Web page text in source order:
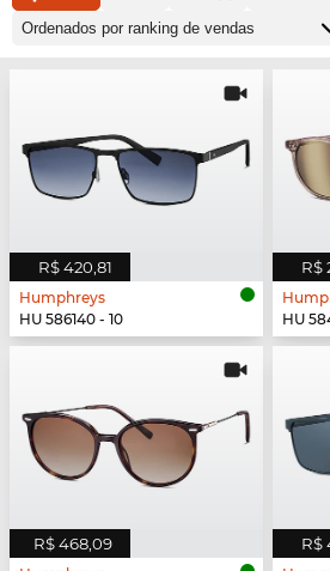
R$ 420,81
Humphreys
HU 586140 - 10
R$
HU
R$ 468,09 R$